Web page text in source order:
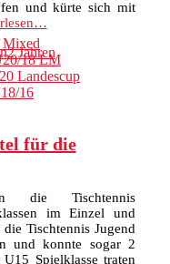
Mixed
18 LM
Landescup
16
und kürte sich mit
2 Jahren
für die
die Tischtennis
im Einzel und
Tischtennis Jugend
und konnte sogar 2
Spielklasse traten